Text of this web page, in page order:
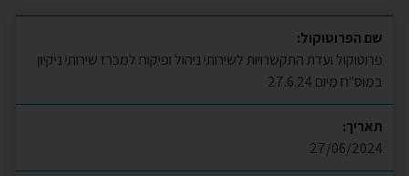
שם הפרוטוקול:
פרוטוקול ועדת התקשרויות לשירותי ניהול ופיקוח למכרז שירותי ניקיון
במוס"ח מיום 27.6.24
תאריך:
27/06/2024